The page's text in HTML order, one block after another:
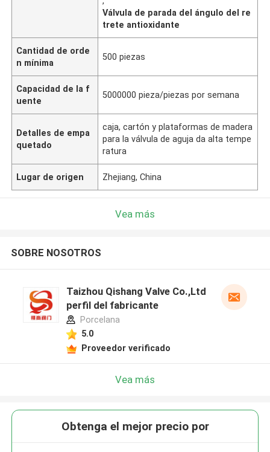
Válvula de parada del ángulo del re
trete antioxidante
Cantidad de orde
n mínima
500 piezas
Capacidad de la f
uente
5000000 pieza/piezas por semana
Detalles de empa
quetado
caja, cartón y plataformas de madera
para la válvula de aguja da alta tempe
ratura
Lugar de origen Zhejiang, China
Vea más
SOBRE NOSOTROS
Taizhou Qishang Valve Co.,Ltd
perfil del fabricante
Porcelana
5.0
Proveedor verificado
Vea más
Obtenga el mejor precio por